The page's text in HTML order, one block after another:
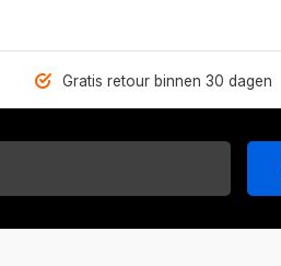
Gratis retour binnen 30 dagen